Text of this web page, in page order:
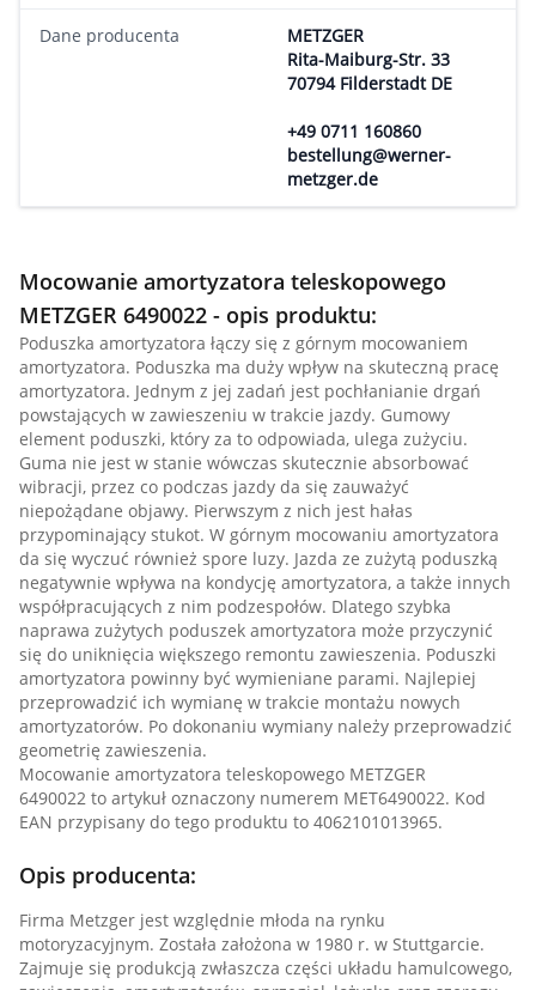
Dane producenta
METZGER
Rita-Maiburg-Str. 33
70794 Filderstadt DE
+49 0711 160860
bestellung@werner-
metzger.de
Mocowanie amortyzatora teleskopowego
METZGER 6490022 - opis produktu:
Poduszka amortyzatora łączy się z górnym mocowaniem
amortyzatora. Poduszka ma duży wpływ na skuteczną pracę
amortyzatora. Jednym z jej zadań jest pochłanianie drgań
powstających w zawieszeniu w trakcie jazdy. Gumowy
element poduszki, który za to odpowiada, ulega zużyciu.
Guma nie jest w stanie wówczas skutecznie absorbować
wibracji, przez co podczas jazdy da się zauważyć
niepożądane objawy. Pierwszym z nich jest hałas
przypominający stukot. W górnym mocowaniu amortyzatora
da się wyczuć również spore luzy. Jazda ze zużytą poduszką
negatywnie wpływa na kondycję amortyzatora, a także innych
współpracujących z nim podzespołów. Dlatego szybka
naprawa zużytych poduszek amortyzatora może przyczynić
się do uniknięcia większego remontu zawieszenia. Poduszki
amortyzatora powinny być wymieniane parami. Najlepiej
przeprowadzić ich wymianę w trakcie montażu nowych
amortyzatorów. Po dokonaniu wymiany należy przeprowadzić
geometrię zawieszenia.
Mocowanie amortyzatora teleskopowego METZGER
6490022 to artykuł oznaczony numerem MET6490022. Kod
EAN przypisany do tego produktu to 4062101013965.
Opis producenta:
Firma Metzger jest względnie młoda na rynku
motoryzacyjnym. Została założona w 1980 r. w Stuttgarcie.
Zajmuje się produkcją zwłaszcza części układu hamulcowego,